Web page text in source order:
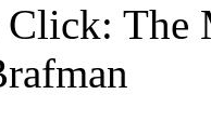
Click: The